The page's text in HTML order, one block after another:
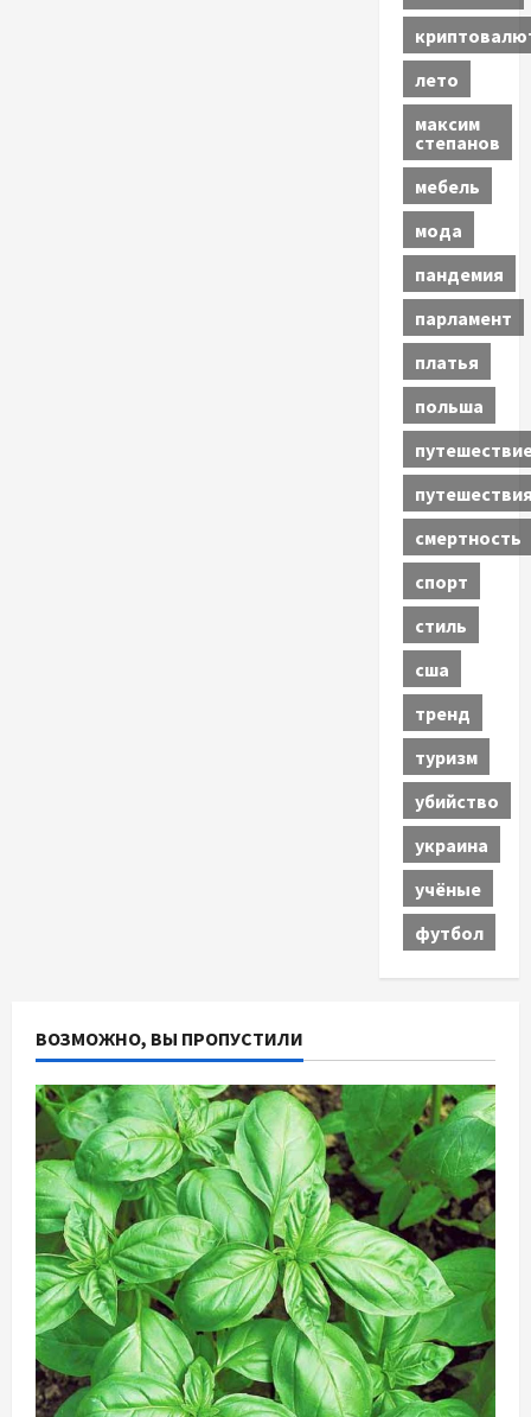
лето
максим
степанов
мебель
мода
пандемия
парламент
платья
польша
смертность
спорт
стиль
сша
тренд
туризм
убийство
украина
учёные
футбол
ВОЗМОЖНО, ВЫ ПРОПУСТИЛИ